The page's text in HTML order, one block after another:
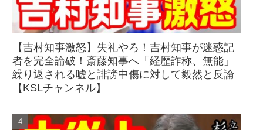
【吉村知事激怒】失礼やろ！吉村知事が迷惑記
者を完全論破！斎藤知事へ「経歴詐称、無能」
繰り返される嘘と誹謗中傷に対して毅然と反論
【KSLチャンネル】